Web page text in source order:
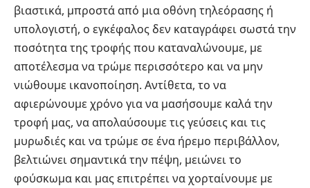
βιαστικά, μπροστά από μια οθόνη τηλεόρασης ή
υπολογιστή, ο εγκέφαλος δεν καταγράφει σωστά την
ποσότητα της τροφής που καταναλώνουμε, με
αποτέλεσμα να τρώμε περισσότερο και να μην
νιώθουμε ικανοποίηση. Αντίθετα, το να
αφιερώνουμε χρόνο για να μασήσουμε καλά την
τροφή μας, να απολαύσουμε τις γεύσεις και τις
μυρωδιές και να τρώμε σε ένα ήρεμο περιβάλλον,
βελτιώνει σημαντικά την πέψη, μειώνει το
φούσκωμα και μας επιτρέπει να χορταίνουμε με